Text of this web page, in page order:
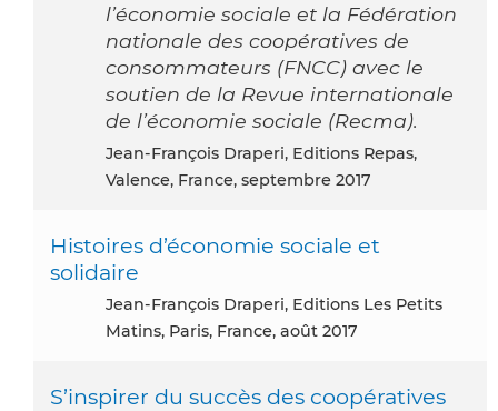
l’économie sociale et la Fédération
nationale des coopératives de
consommateurs (FNCC) avec le
soutien de la Revue internationale
de l’économie sociale (Recma).
Jean-François Draperi, Editions Repas,
Valence, France, septembre 2017
Histoires d’économie sociale et
solidaire
Jean-François Draperi, Editions Les Petits
Matins, Paris, France, août 2017
S’inspirer du succès des coopératives